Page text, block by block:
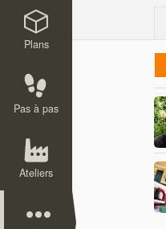
Plans
Pas à pas
Ateliers